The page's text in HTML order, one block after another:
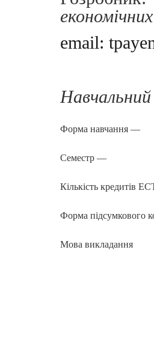
email:
Форма навчання —
Семестр —
Кількість кредитів
Форма підсумкового
Мова викладання